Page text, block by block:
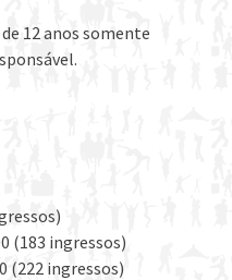
12 anos somente
(183 ingressos)
(222 ingressos)